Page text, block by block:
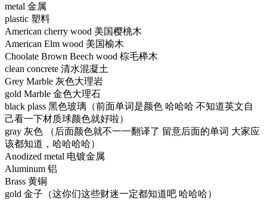
metal 金属
plastic 塑料
American cherry wood 美国樱桃木
American Elm wood 美国榆木
Choolate Brown Beech wood 棕毛榉木
clean concrete 清水混凝土
Grey Marble 灰色大理岩
gold Marble 金色大理石
black plass 黑色玻璃（前面单词是颜色 哈哈哈 不知道英文自
己看一下材质球颜色就好啦）
gray 灰色 （后面颜色就不一一翻译了 留意后面的单词 大家应
该都知道，哈哈哈哈）
Anodized metal 电镀金属
Aluminum 铝
Brass 黄铜
gold 金子（这你们这些财迷一定都知道吧 哈哈哈）